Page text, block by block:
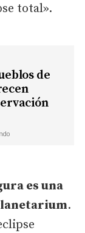
total».
de
es una
.